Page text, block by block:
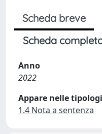
Scheda breve
Scheda
Anno
2022
Appare nelle
1.4 Nota a sentenza